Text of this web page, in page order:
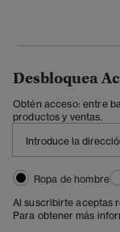
Desbloquea
Obtén acceso: entre
productos y ventas.
Ropa de hombre
Al suscribirte aceptas
Para obtener más